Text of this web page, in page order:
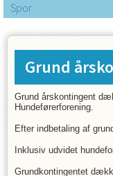
Spor
Grund
Grund årskontingent
Hundeførerforening.
Efter indbetaling af
Inklusiv udvidet
Grundkontingentet